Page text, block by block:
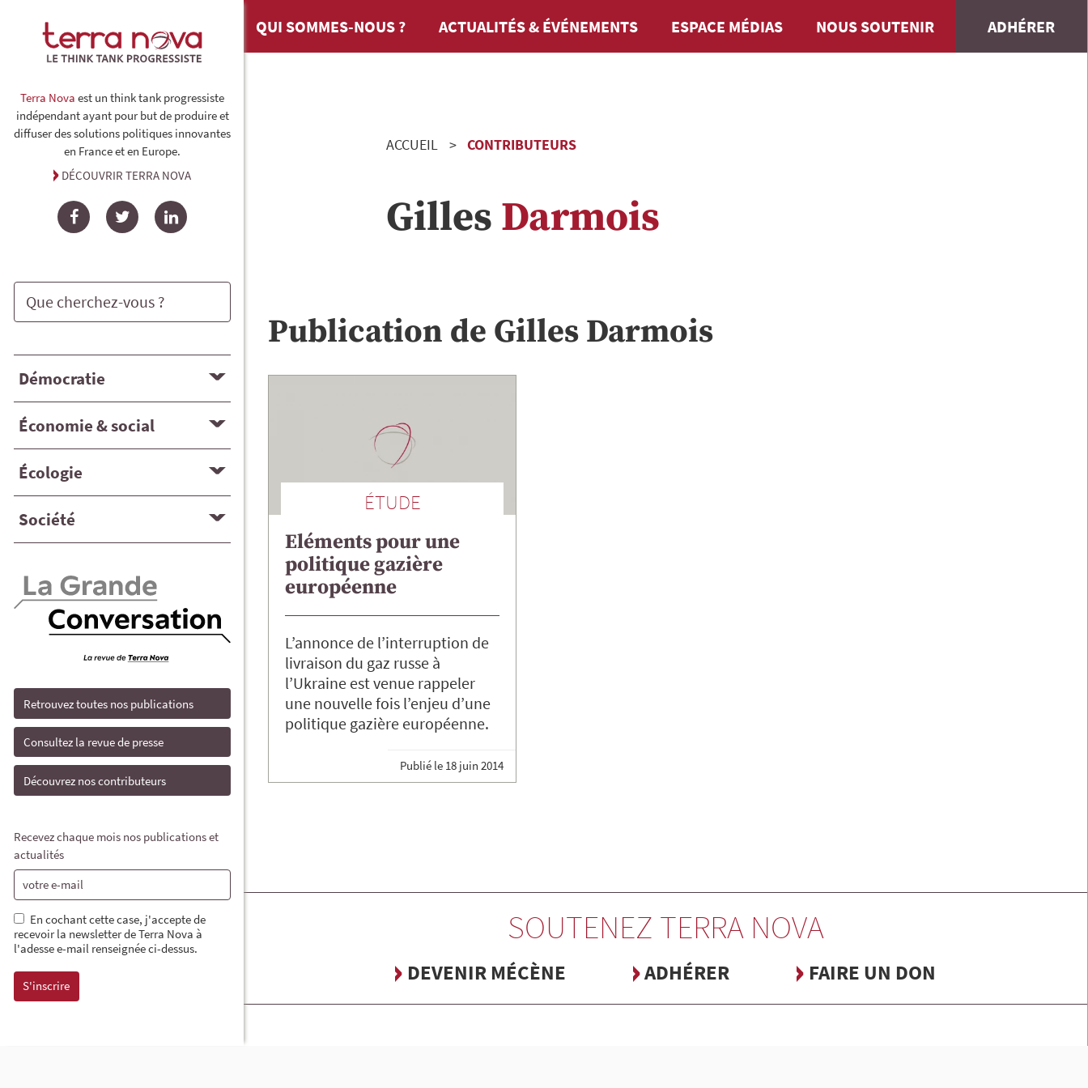
Terra Nova est un think tank progressiste
indépendant ayant pour but de produire et
diffuser des solutions politiques innovantes
en France et en Europe.
DÉCOUVRIR TERRA NOVA
FacebookTwitterLinkedIn
Démocratie
Économie & social
Écologie
Société
Retrouvez toutes nos publications
Consultez la revue de presse
Découvrez nos contributeurs
Recevez chaque mois nos publications et
actualités
En cochant cette case, j'accepte de
recevoir la newsletter de Terra Nova à
l'adesse e-mail renseignée ci-dessus.
QUI SOMMES-NOUS ? ACTUALITÉS & ÉVÉNEMENTS ESPACE MÉDIAS NOUS SOUTENIR ADHÉRER
ACCUEIL CONTRIBUTEURS
Gilles Darmois
Publication de Gilles Darmois
ÉTUDE
Eléments pour une
politique gazière
européenne
L’annonce de l’interruption de
livraison du gaz russe à
l’Ukraine est venue rappeler
une nouvelle fois l’enjeu d’une
politique gazière européenne.
Publié le 18 juin 2014
SOUTENEZ TERRA NOVA
DEVENIR MÉCÈNE ADHÉRER FAIRE UN DON